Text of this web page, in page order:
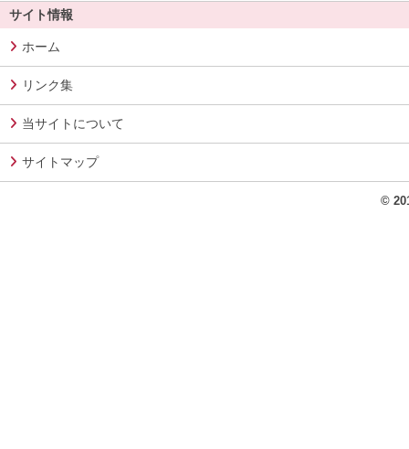
サイト情報
ホーム
リンク集
当サイトについて
サイトマップ
©